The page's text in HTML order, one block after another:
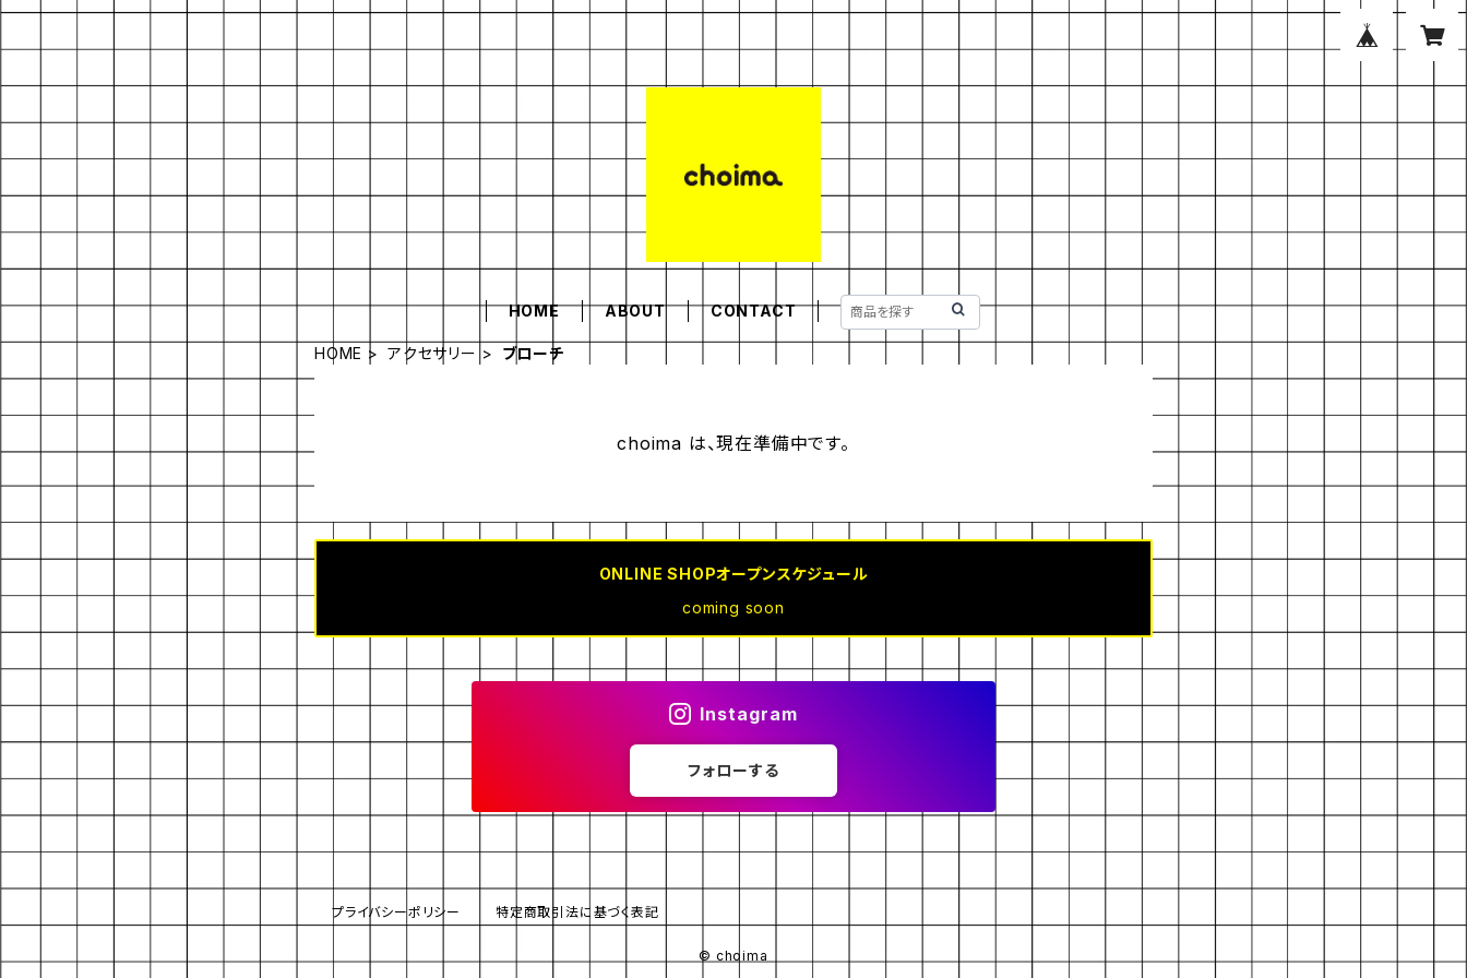
HOME ABOUT CONTACT
HOME アクセサリー ブローチ
choima は、現在準備中です。
ONLINE SHOPオープンスケジュール
coming soon
Instagram
フォローする
プライバシーポリシー 特定商取引法に基づく表記
© choima